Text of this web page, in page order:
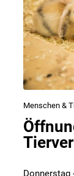
Menschen &
Donnerstag